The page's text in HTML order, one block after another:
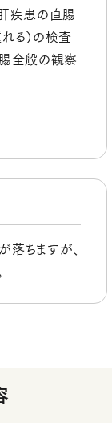
疾患の直腸
る）の検査
全般の観察
ちますが、